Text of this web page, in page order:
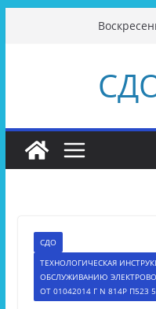
СДО
ТЕХНОЛОГИЧЕСКАЯ
ОБСЛУЖИВАНИЮ
ОТ 01042014 Г N 814Р П523